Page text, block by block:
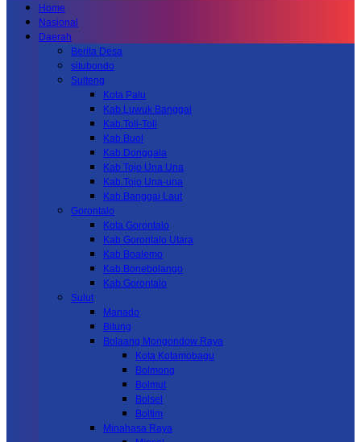
Home
Nasional
Daerah
Berita Desa
situbondo
Sulteng
Kota Palu
Kab.Luwuk Banggai
Kab.Toli-Toli
Kab.Buol
Kab.Donggala
Kab Tojo Una Una
Kab.Tojo Una-una
Kab.Banggai Laut
Gorontalo
Kota Gorontalo
Kab Gorontalo Utara
Kab Boalemo
Kab.Bonebolango
Kab.Gorontalo
Sulut
Manado
Bitung
Bolaang Mongondow Raya
Kota Kotamobagu
Bolmong
Bolmut
Bolsel
Boltim
Minahasa Raya